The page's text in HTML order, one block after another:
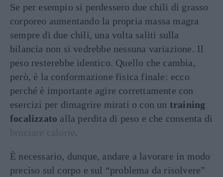
Se per esempio si perdessero due chili di grasso
corporeo aumentando la propria massa magra
sempre di due chili, una volta saliti sulla
bilancia non si vedrebbe nessuna variazione. Il
peso resterebbe identico. Quello che cambia,
però, è la conformazione fisica finale: ecco
perché è importante agire correttamente con
esercizi per dimagrire mirati o con un training
focalizzato alla perdita di peso e che consenta di
bruciare calorie.
È necessario, dunque, andare a lavorare in modo
preciso sul corpo e sul “problema da risolvere”